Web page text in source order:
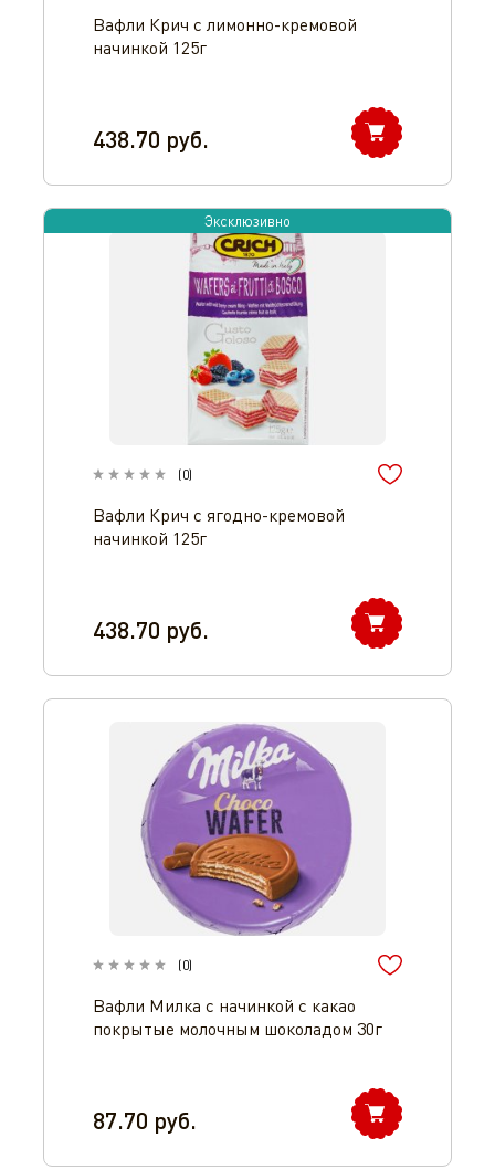
Вафли Крич с лимонно-кремовой
начинкой 125г
438.70 руб.
Эксклюзивно
(0)
Вафли Крич с ягодно-кремовой
начинкой 125г
438.70 руб.
(0)
Вафли Милка с начинкой с какао
покрытые молочным шоколадом 30г
87.70 руб.